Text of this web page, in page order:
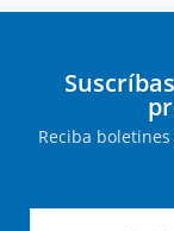
Reciba